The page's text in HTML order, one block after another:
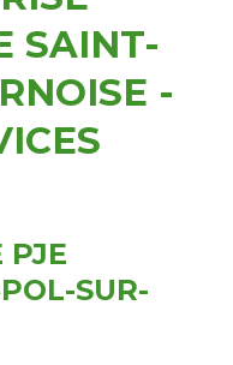
SAINT-
-
PJE
SUR-